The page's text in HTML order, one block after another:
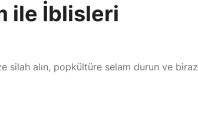
ile İblisleri
silah alın, popkültüre selam durun ve biraz